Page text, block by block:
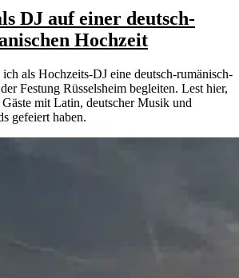
DJ auf einer deutsch-
Hochzeit
als Hochzeits-DJ eine deutsch-rumänisch-
Festung Rüsselsheim begleiten. Lest hier,
mit Latin, deutscher Musik und
gefeiert haben.